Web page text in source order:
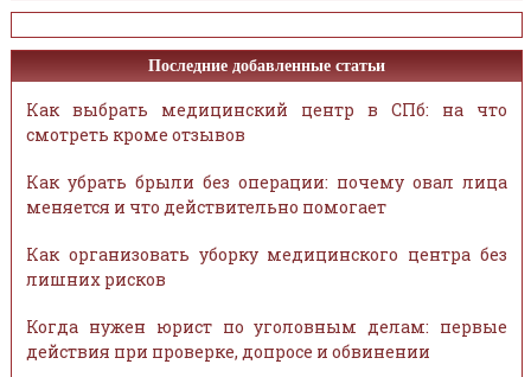
Последние добавленные статьи
Как выбрать медицинский центр в СПб: на что
смотреть кроме отзывов
Как убрать брыли без операции: почему овал лица
меняется и что действительно помогает
Как организовать уборку медицинского центра без
лишних рисков
Когда нужен юрист по уголовным делам: первые
действия при проверке, допросе и обвинении